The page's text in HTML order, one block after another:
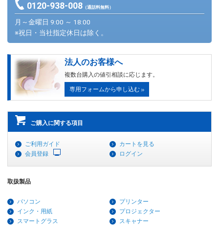
0120-938-008（通話料無料）
月～金曜日 9:00 ～ 18:00
※祝日・当社指定休日は除く。
法人のお客様へ
複数台購入の値引相談に応じます。
専用フォームから申し込む
ご購入に関する項目
ご利用ガイド
カートを見る
会員登録
ログイン
取扱製品
パソコン
プリンター
インク・用紙
プロジェクター
スマートグラス
スキャナー